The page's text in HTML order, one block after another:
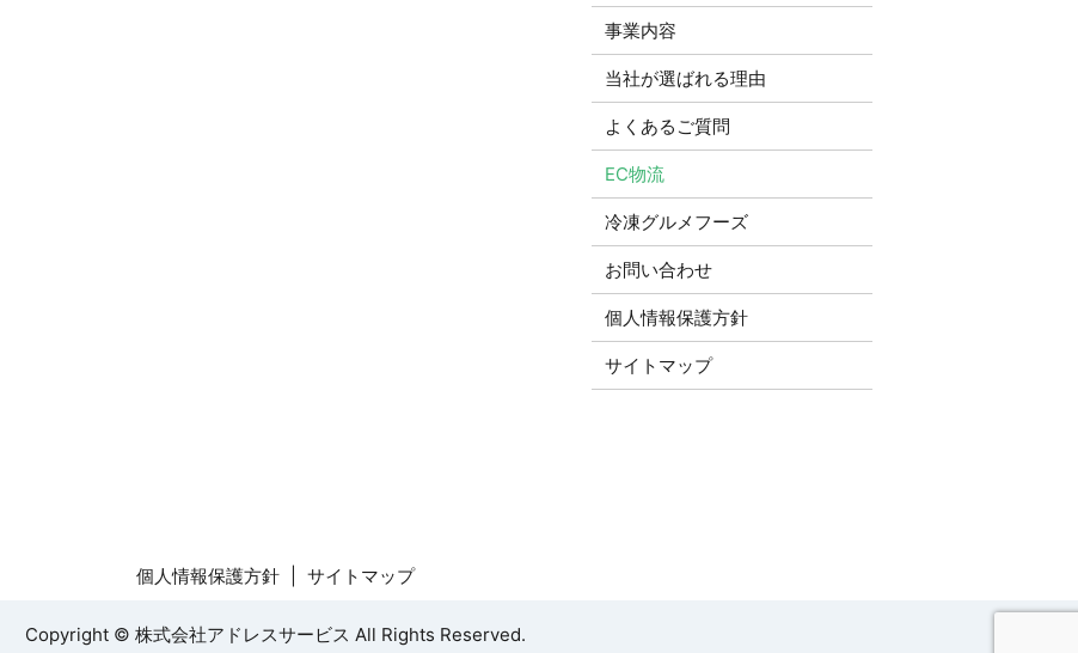
事業内容
当社が選ばれる理由
よくあるご質問
EC物流
冷凍グルメフーズ
お問い合わせ
個人情報保護方針
サイトマップ
個人情報保護方針 サイトマップ
Copyright © 株式会社アドレスサービス All Rights Reserved.